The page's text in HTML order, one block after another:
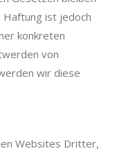
Haftung ist jedoch
konkreten
von
wir diese
Websites Dritter,